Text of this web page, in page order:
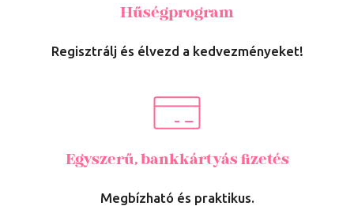
Hűségprogram
Regisztrálj és élvezd a kedvezményeket!
Egyszerű, bankkártyás fizetés
Megbízható és praktikus.